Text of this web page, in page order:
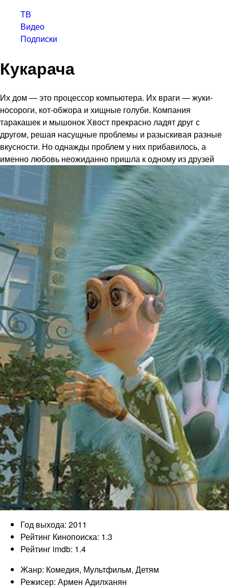
ТВ
Видео
Подписки
Кукарача
Их дом — это процессор компьютера. Их враги — жуки-
носороги, кот-обжора и хищные голуби. Компания
таракашек и мышонок Хвост прекрасно ладят друг с
другом, решая насущные проблемы и разыскивая разные
вкусности. Но однажды проблем у них прибавилось, а
именно любовь неожиданно пришла к одному из друзей
Год выхода: 2011
Рейтинг Кинопоиска: 1.3
Рейтинг imdb: 1.4
Жанр: Комедия, Мультфильм, Детям
Режисер: Армен Адилханян